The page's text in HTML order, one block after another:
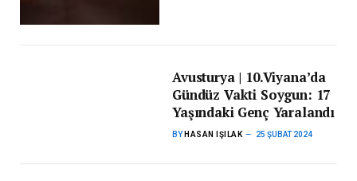
Avusturya | 10.Viyana’da
Gündüz Vakti Soygun: 17
Yaşındaki Genç Yaralandı
BY HASAN IŞILAK 25 ŞUBAT 2024